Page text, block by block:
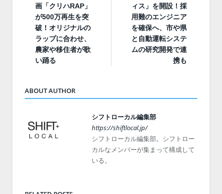
画「クリハRAP」
が500万再生を突
破！オリジナルの
ラップに合わせ、
農家や移住者が歌
い踊る
ィス」を開設！採
用難のエンジニア
を確保へ、市や県
と自動運転システ
ムの研究開発で連
携も
ABOUT AUTHOR
シフトローカル編集部
https://shiftlocal.jp/
シフトローカル編集部。シフトロー
カルなメンバーが集まって構成して
いる。